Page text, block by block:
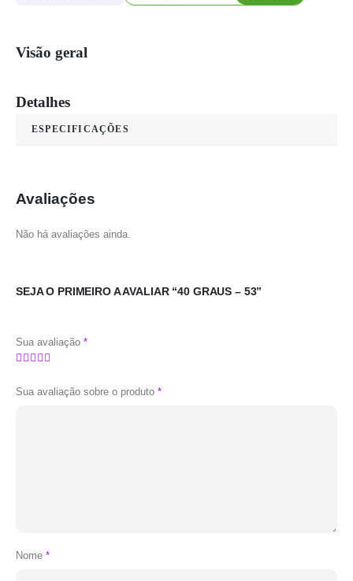
Visão geral
Detalhes
ESPECIFICAÇÕES
Avaliações
Não há avaliações ainda.
SEJA O PRIMEIRO A AVALIAR “40 GRAUS – 53”
Sua avaliação *
Sua avaliação sobre o produto *
Nome *